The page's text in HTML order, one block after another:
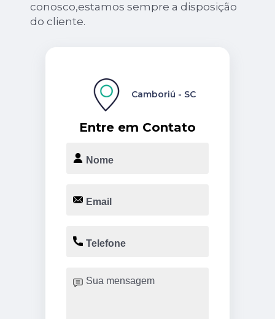
conosco,estamos sempre a disposição
do cliente.
Entre em Contato
Camboriú - SC